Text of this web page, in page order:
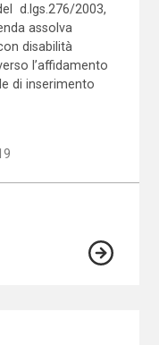
d.lgs.276/2003,
assolva
disabilità
l’affidamento
di inserimento